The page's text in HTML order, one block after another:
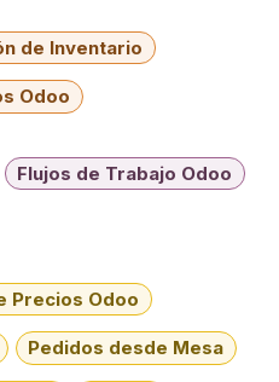
de Inventario
Odoo
Flujos de Trabajo Odoo
Precios Odoo
Pedidos desde Mesa